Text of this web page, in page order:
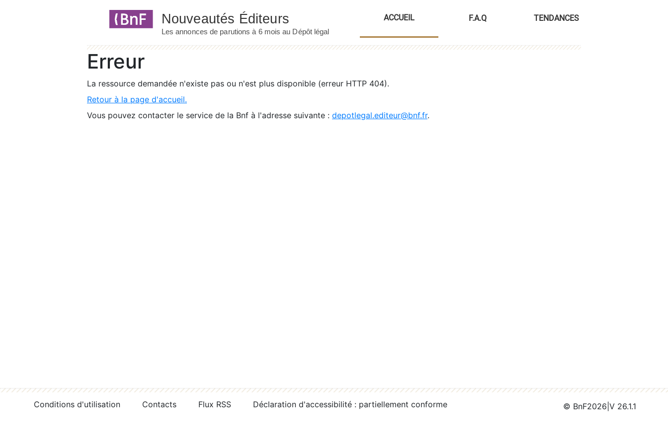
ACCUEIL F.A.Q TENDANCES
Erreur
La ressource demandée n'existe pas ou n'est plus disponible (erreur HTTP 404).
Retour à la page d'accueil.
Vous pouvez contacter le service de la Bnf à l'adresse suivante : depotlegal.editeur@bnf.fr.
Conditions d'utilisation Contacts Flux RSS Déclaration d'accessibilité : partiellement conforme © BnF2026 V 26.1.1